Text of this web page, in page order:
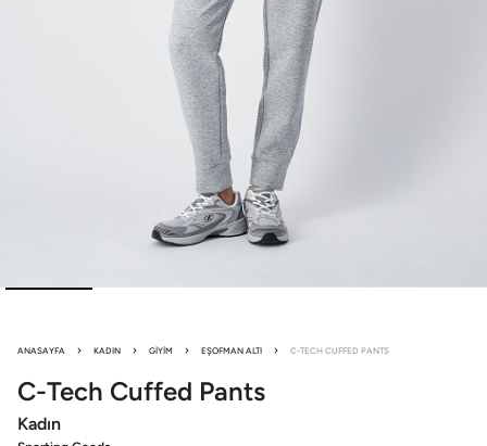
ANASAYFA KADIN GIYIM EŞOFMAN ALTI C-TECH CUFFED PANTS
C-Tech Cuffed Pants
Kadın